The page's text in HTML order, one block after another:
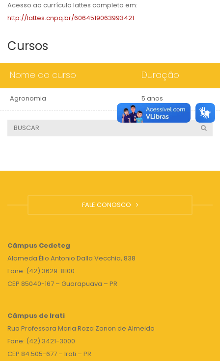
Acesso ao currículo lattes completo em:
http://lattes.cnpq.br/6064519063993421
Cursos
Nome do curso Duração
Agronomia 5 anos
FALE CONOSCO
Câmpus Cedeteg
Alameda Élio Antonio Dalla Vecchia, 838
Fone: (42) 3629-8100
CEP 85040-167 – Guarapuava – PR
Câmpus de Irati
Rua Professora Maria Roza Zanon de Almeida
Fone: (42) 3421-3000
CEP 84.505-677 – Irati – PR